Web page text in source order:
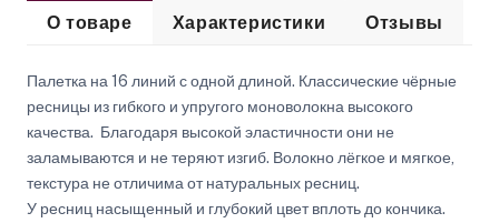
О товаре Характеристики Отзывы
Палетка на 16 линий с одной длиной. Классические чёрные
ресницы из гибкого и упругого моноволокна высокого
качества. Благодаря высокой эластичности они не
заламываются и не теряют изгиб. Волокно лёгкое и мягкое,
текстура не отличима от натуральных ресниц.
У ресниц насыщенный и глубокий цвет вплоть до кончика.